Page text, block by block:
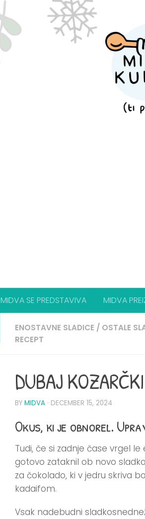
MIDVA SE PREDSTAVIVA MIDVA
ENOSTAVNE SLADICE / OSTALE
RECEPT
DUBAJ KOZARČKI
BY MIDVA · DECEMBER 15, 2024
Okus, ki je obnorel.
Tudi, če si zadnje čase vrgel
gotovo zataknil ob novo
za čokolado, ki v jedru skriva
kadaifom.
Vsak nadebudni